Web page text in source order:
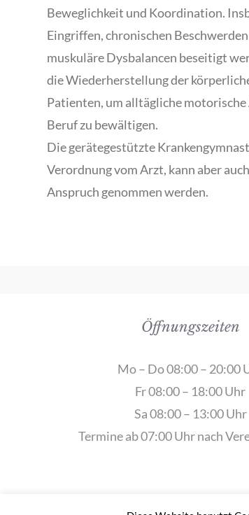
Beweglichkeit und Koordination.
Eingriffen, chronischen
muskuläre Dysbalancen beseitigt
die Wiederherstellung der
Patienten, um alltägliche
Beruf zu bewältigen.
Die gerätegestützte
Verordnung vom Arzt, kann aber
Anspruch genommen werden.
Öffnungszeiten
Mo – Do 08:00 – 20:00
Fr 08:00 – 18:00 Uhr
Sa 08:00 – 13:00 Uhr
Termine ab 07:00 Uhr nach